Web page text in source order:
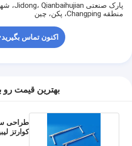
منطقه Changping، پکن، چین
اکنون تماس بگیرید
بهترين قيمت رو
طراحی
کوارتز